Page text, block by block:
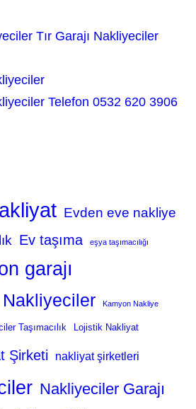
Tır Garajı Nakliyeciler
Telefon 0532 620 3906
Evden eve nakliye
Ev taşıma eşya taşımacılığı
garajı
Nakliyeciler Kamyon Nakliye
Taşımacılık Lojistik Nakliyat
Şirketi nakliyat şirketleri
Nakliyeciler Garajı